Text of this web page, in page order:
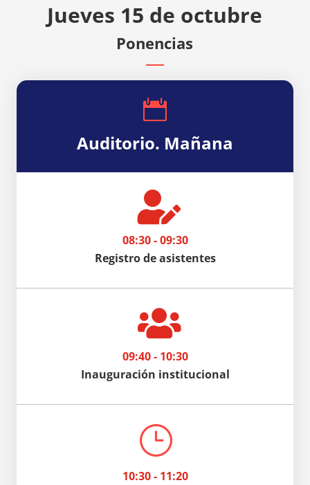
Jueves 15 de octubre
Ponencias

Auditorio. Mañana

08:30 - 09:30
Registro de asistentes

09:40 - 10:30
Inauguración institucional
}
10:30 - 11:20